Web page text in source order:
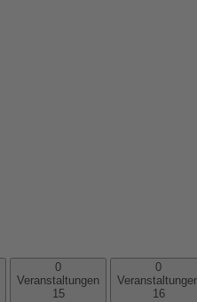
0
Veranstaltungen
15
0
16